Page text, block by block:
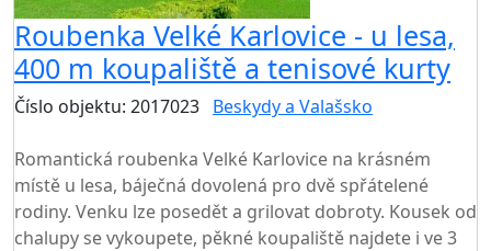
Roubenka Velké Karlovice - u lesa,
400 m koupaliště a tenisové kurty
Číslo objektu: 2017023 Beskydy a Valašsko
Romantická roubenka Velké Karlovice na krásném
místě u lesa, báječná dovolená pro dvě spřátelené
rodiny. Venku lze posedět a grilovat dobroty. Kousek od
chalupy se vykoupete, pěkné koupaliště najdete i ve 3